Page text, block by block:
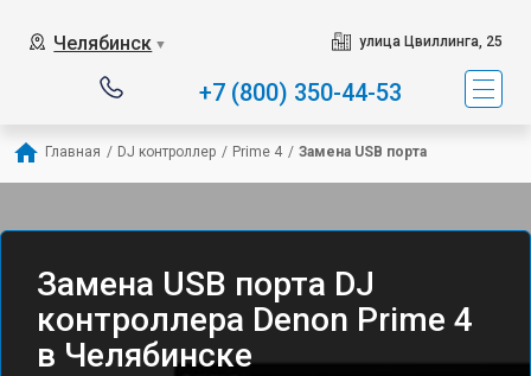
Челябинск ▼ улица Цвиллинга, 25
+7 (800) 350-44-53
Главная / DJ контроллер / Prime 4 / Замена USB порта
Замена USB порта DJ
контроллера Denon Prime 4
в Челябинске